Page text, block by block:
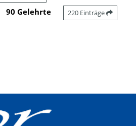
90 Gelehrte 220 Einträge